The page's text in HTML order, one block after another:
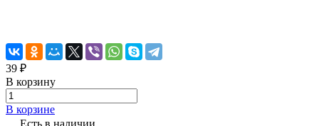
39 ₽
В корзину
В корзине
Есть в наличии